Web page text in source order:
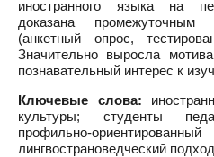
иностранного языка на
доказана
(анкетный опрос,
Значительно выросла
познавательный интерес к
Ключевые слова:
культуры; студенты
профильно-
лингвострановедческий